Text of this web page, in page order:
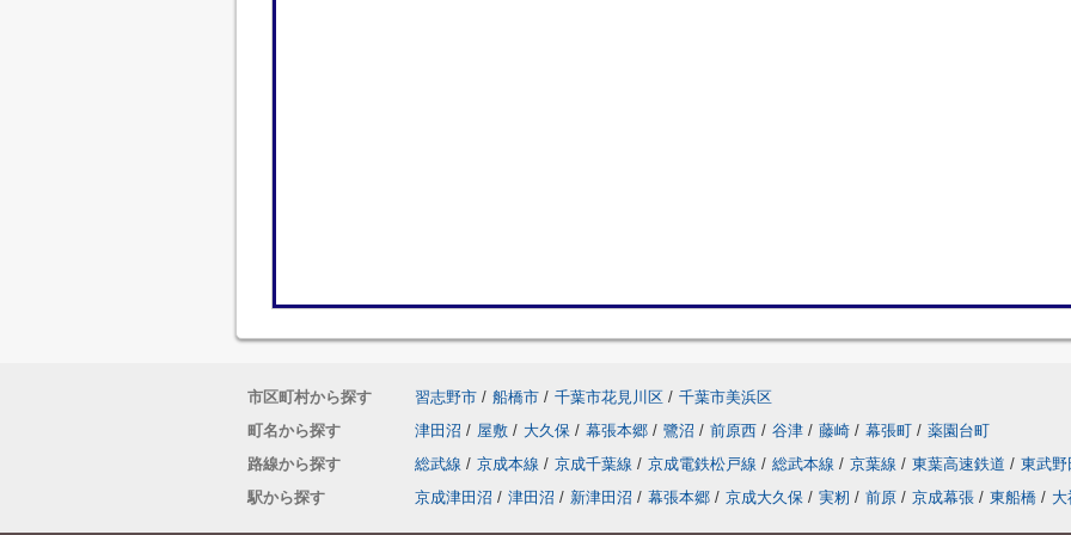
市区町村から探す 習志野市 / 船橋市 / 千葉市花見川区 / 千葉市美浜区
町名から探す
津田沼 / 屋敷 / 大久保 / 幕張本郷 / 鷺沼 / 前原西 / 谷津 / 藤崎 / 幕張町 / 薬園台町
路線から探す
総武線 / 京成本線 / 京成千葉線 / 京成電鉄松戸線 / 総武本線 / 京葉線 / 東葉高速鉄道 / 東武野
駅から探す
京成津田沼 / 津田沼 / 新津田沼 / 幕張本郷 / 京成大久保 / 実籾 / 前原 / 京成幕張 / 東船橋 /